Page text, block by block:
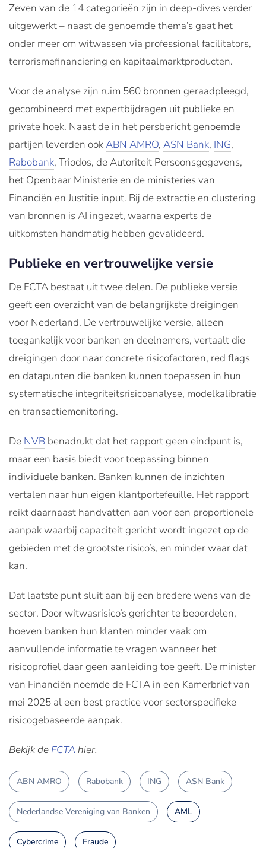
Zeven van de 14 categorieën zijn in deep-dives verder
uitgewerkt – naast de genoemde thema’s gaat het
onder meer om witwassen via professional facilitators,
terrorismefinanciering en kapitaalmarktproducten.
Voor de analyse zijn ruim 560 bronnen geraadpleegd,
gecombineerd met expertbijdragen uit publieke en
private hoek. Naast de in het persbericht genoemde
partijen leverden ookABN AMRO, ASN Bank, ING,
Rabobank, Triodos, de Autoriteit Persoonsgegevens,
het Openbaar Ministerie en de ministeries van
Financiën en Justitie input. Bij de extractie en clustering
van bronnen is AI ingezet, waarna experts de
uitkomsten handmatig hebben gevalideerd.
Publieke en vertrouwelijke versie
De FCTA bestaat uit twee delen. De publieke versie
geeft een overzicht van de belangrijkste dreigingen
voor Nederland. De vertrouwelijke versie, alleen
toegankelijk voor banken en deelnemers, vertaalt die
dreigingen door naar concrete risicofactoren, red flags
en datapunten die banken kunnen toepassen in hun
systematische integriteitsrisicoanalyse, modelkalibratie
en transactiemonitoring.
De NVB benadrukt dat het rapport geen eindpunt is,
maar een basis biedt voor toepassing binnen
individuele banken. Banken kunnen de inzichten
vertalen naar hun eigen klantportefeuille. Het rapport
reikt daarnaast handvatten aan voor een proportionele
aanpak waarbij capaciteit gericht wordt ingezet op de
gebieden met de grootste risico’s, en minder waar dat
kan.
Dat laatste punt sluit aan bij een bredere wens van de
sector. Door witwasrisico’s gerichter te beoordelen,
hoeven banken hun klanten minder vaak om
aanvullende informatie te vragen wanneer het
risicoprofiel daar geen aanleiding toe geeft. De minister
van Financiën noemde de FCTA in een Kamerbrief van
mei 2025 al een best practice voor sectorspecifieke
risicogebaseerde aanpak.
Bekijk de FCTA hier.
ABN AMRO Rabobank ING ASN Bank
Nederlandse Vereniging van Banken AML
Cybercrime Fraude